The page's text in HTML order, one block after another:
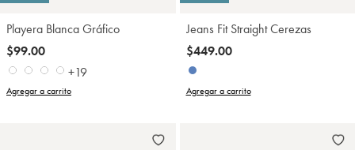
Playera Blanca Gráfico
$99.00
+19
Agregar a carrito
Jeans Fit Straight Cerezas
$449.00
Agregar a carrito